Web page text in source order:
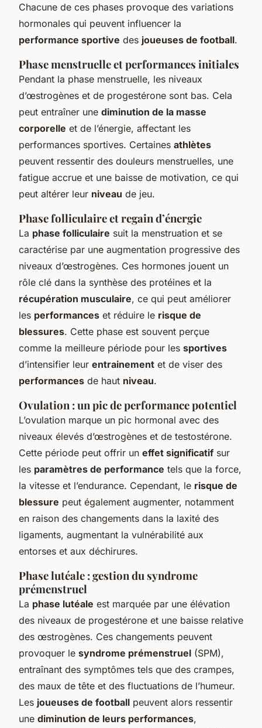
Chacune de ces phases provoque des variations
hormonales qui peuvent influencer la
performance sportive des joueuses de football.
Phase menstruelle et performances initiales
Pendant la phase menstruelle, les niveaux
d’œstrogènes et de progestérone sont bas. Cela
peut entraîner une diminution de la masse
corporelle et de l’énergie, affectant les
performances sportives. Certaines athlètes
peuvent ressentir des douleurs menstruelles, une
fatigue accrue et une baisse de motivation, ce qui
peut altérer leur niveau de jeu.
Phase folliculaire et regain d’énergie
La phase folliculaire suit la menstruation et se
caractérise par une augmentation progressive des
niveaux d’œstrogènes. Ces hormones jouent un
rôle clé dans la synthèse des protéines et la
récupération musculaire, ce qui peut améliorer
les performances et réduire le risque de
blessures. Cette phase est souvent perçue
comme la meilleure période pour les sportives
d’intensifier leur entrainement et de viser des
performances de haut niveau.
Ovulation : un pic de performance potentiel
L’ovulation marque un pic hormonal avec des
niveaux élevés d’œstrogènes et de testostérone.
Cette période peut offrir un effet significatif sur
les paramètres de performance tels que la force,
la vitesse et l’endurance. Cependant, le risque de
blessure peut également augmenter, notamment
en raison des changements dans la laxité des
ligaments, augmentant la vulnérabilité aux
entorses et aux déchirures.
Phase lutéale : gestion du syndrome
prémenstruel
La phase lutéale est marquée par une élévation
des niveaux de progestérone et une baisse relative
des œstrogènes. Ces changements peuvent
provoquer le syndrome prémenstruel (SPM),
entraînant des symptômes tels que des crampes,
des maux de tête et des fluctuations de l’humeur.
Les joueuses de football peuvent alors ressentir
une diminution de leurs performances,